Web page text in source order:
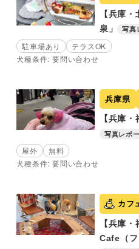
【兵庫
泉」
写真
駐車場あり
テラスOK
犬種条件: 要問い合わせ
兵庫県
【兵庫
写真レポ
屋外
無料
犬種条件: 要問い合わせ
カフ
【兵庫
Cafe（フ